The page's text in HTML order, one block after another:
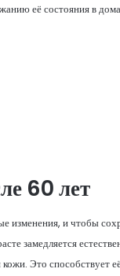
её состояния в
60 лет
изменения, и чтобы
замедляется
Это способствует